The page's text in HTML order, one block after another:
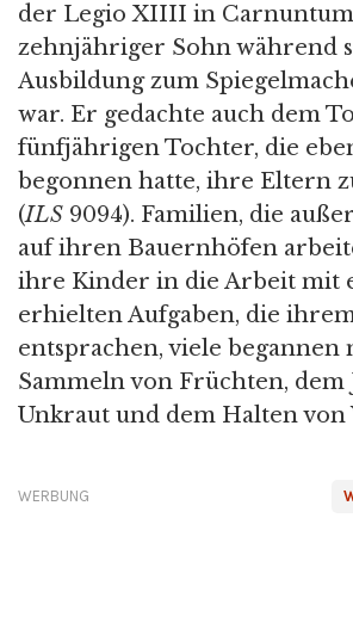
der Legio XIIII in
zehnjähriger Sohn während
Ausbildung zum
war. Er gedachte auch dem
fünfjährigen Tochter, die
begonnen hatte, ihre Eltern
(ILS 9094). Familien, die
auf ihren Bauernhöfen
ihre Kinder in die Arbeit mit
erhielten Aufgaben, die
entsprachen, viele begannen
Sammeln von Früchten, dem
Unkraut und dem Halten von
WERBUNG